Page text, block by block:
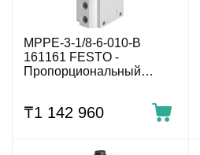
MPPE-3-1/8-6-010-B
161161 FESTO -
Пропорциональный
₸1 142 960